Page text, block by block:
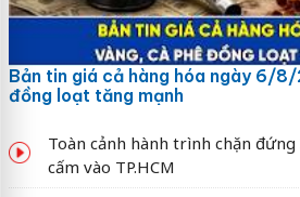
Bản tin giá cả hàng hóa ngày 6/
đồng loạt tăng mạnh
Toàn cảnh hành trình chặn
cấm vào TP.HCM